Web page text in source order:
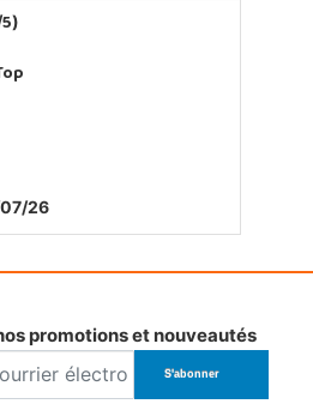
5)
26
promotions et nouveautés